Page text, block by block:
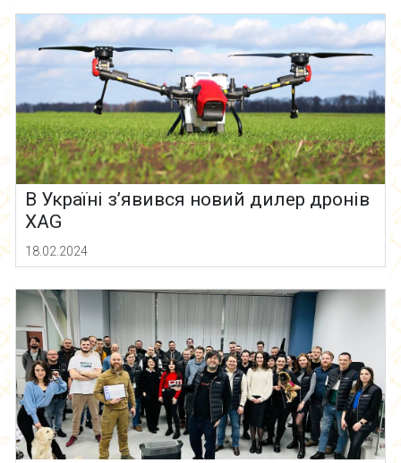
В Україні з’явився новий дилер дронів
XAG
18.02.2024